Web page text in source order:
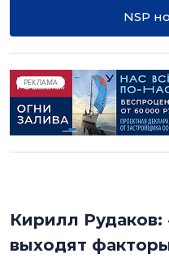
NSP
РЕКЛАМА
Кирилл
выходят